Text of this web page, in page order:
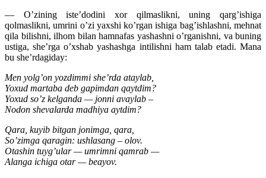
— O’zining iste’dodini xor qilmaslikni, uning qarg’ishiga
qolmaslikni, umrini o’zi yaxshi ko’rgan ishiga bag’ishlashni, mehnat
qila bilishni, ilhom bilan hamnafas yashashni o’rganishni, va buning
ustiga, she’rga o’xshab yashashga intilishni ham talab etadi. Mana
bu she’rdagiday:
Men yolg’on yozdimmi she’rda ataylab,
Yoxud martaba deb gapimdan qaytdim?
Yoxud so’z kelganda — jonni avaylab –
Nodon shevalarda madhiya aytdim?
Qara, kuyib bitgan jonimga, qara,
So’zimga qaragin: ushlasang – olov.
Otashin tuyg’ular — umrimni qamrab —
Alanga ichiga otar — beayov.